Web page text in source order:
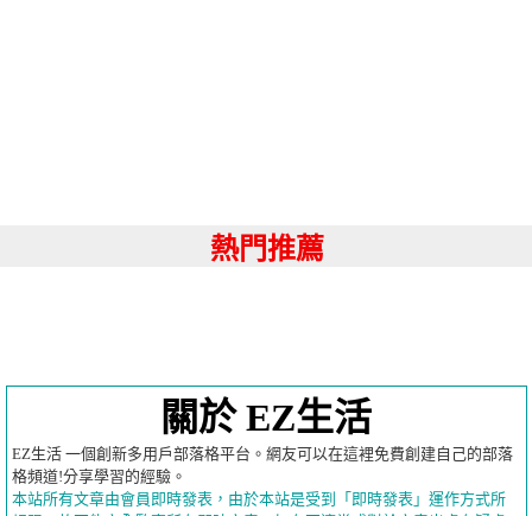
熱門推薦
關於 EZ生活
EZ生活 一個創新多用戶部落格平台。網友可以在這裡免費創建自己的部落
格頻道!分享學習的經驗。
本站所有文章由會員即時發表，由於本站是受到「即時發表」運作方式所